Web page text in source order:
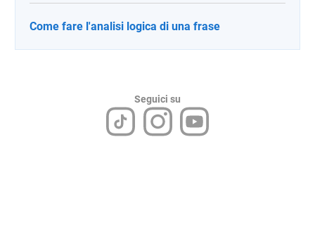
Come fare l'analisi logica di una frase
Seguici su